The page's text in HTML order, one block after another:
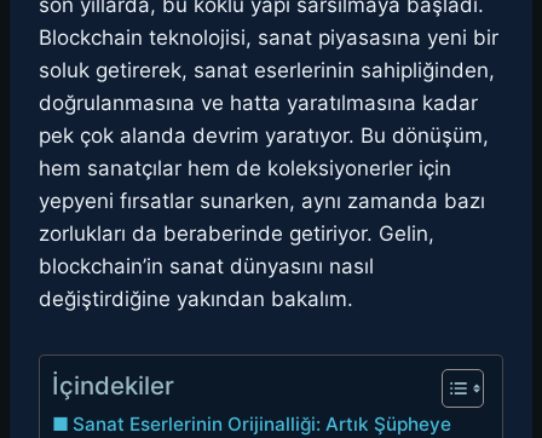
son yıllarda, bu köklü yapı sarsılmaya başladı.
Blockchain teknolojisi, sanat piyasasına yeni bir
soluk getirerek, sanat eserlerinin sahipliğinden,
doğrulanmasına ve hatta yaratılmasına kadar
pek çok alanda devrim yaratıyor. Bu dönüşüm,
hem sanatçılar hem de koleksiyonerler için
yepyeni fırsatlar sunarken, aynı zamanda bazı
zorlukları da beraberinde getiriyor. Gelin,
blockchain’in sanat dünyasını nasıl
değiştirdiğine yakından bakalım.
İçindekiler
Sanat Eserlerinin Orijinalliği: Artık Şüpheye